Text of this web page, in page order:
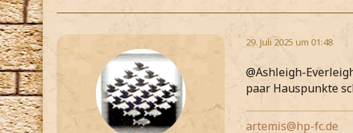
29. Juli 2025 um 01:48
@Ashleigh-
paar Hauspunkte
artemis@hp-fc.de